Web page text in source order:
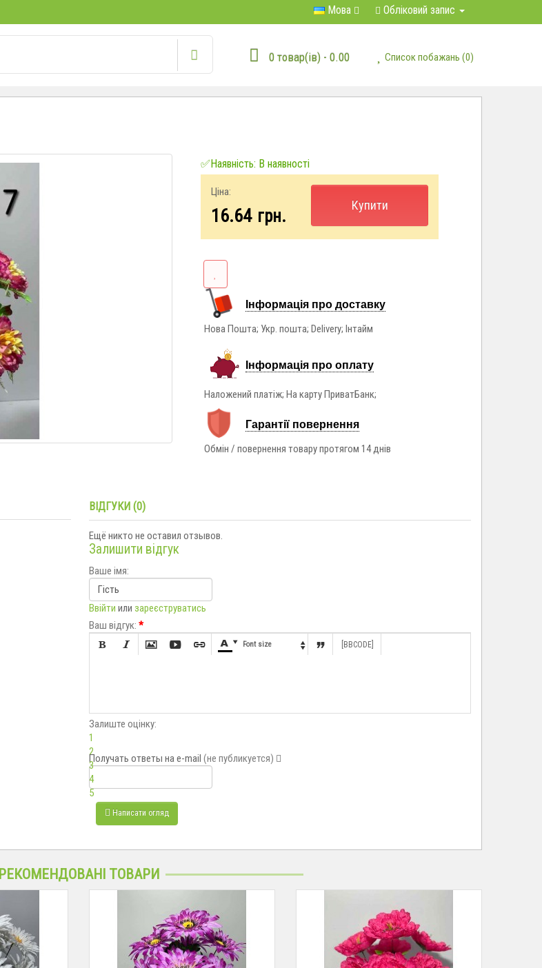
Мова Обліковий запис
0 товар(ів) - 0.00 Список побажань (0)
✅Наявність: В наявності
Ціна:
16.64 грн.
Купити
Інформація про доставку
Нова Пошта; Укр. пошта; Delivery; Інтайм
Інформація про оплату
Наложений платіж; На карту ПриватБанк;
Гарантії повернення
Обмін / повернення товару протягом 14 днів
ВІДГУКИ (0)
Ещё никто не оставил отзывов.
Залишити відгук
Ваше імя:
Ввійти или зареєструватись
Ваш відгук: *

      Font size   [BBCODE]
Залиште оцінку:
1
2
3
4
5
Получать ответы на e-mail (не публикуется)
Написати огляд
РЕКОМЕНДОВАНІ ТОВАРИ